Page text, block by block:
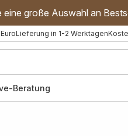
eine große Auswahl an
Lieferung in 1-2 Werktagen
Beratung